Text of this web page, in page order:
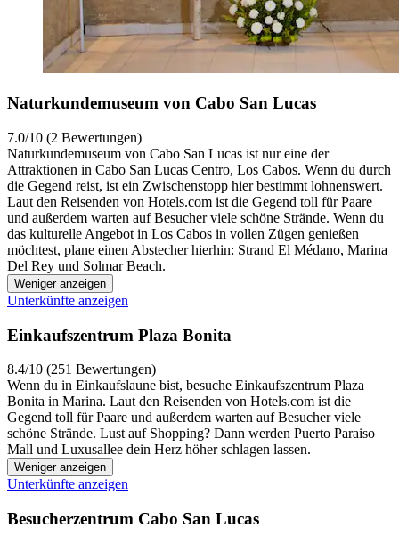
Naturkundemuseum von Cabo San Lucas
7.0/10 (2 Bewertungen)
Naturkundemuseum von Cabo San Lucas ist nur eine der
Attraktionen in Cabo San Lucas Centro, Los Cabos. Wenn du durch
die Gegend reist, ist ein Zwischenstopp hier bestimmt lohnenswert.
Laut den Reisenden von Hotels.com ist die Gegend toll für Paare
und außerdem warten auf Besucher viele schöne Strände. Wenn du
das kulturelle Angebot in Los Cabos in vollen Zügen genießen
möchtest, plane einen Abstecher hierhin: Strand El Médano, Marina
Del Rey und Solmar Beach.
Weniger anzeigen
Unterkünfte anzeigen
Einkaufszentrum Plaza Bonita
8.4/10 (251 Bewertungen)
Wenn du in Einkaufslaune bist, besuche Einkaufszentrum Plaza
Bonita in Marina. Laut den Reisenden von Hotels.com ist die
Gegend toll für Paare und außerdem warten auf Besucher viele
schöne Strände. Lust auf Shopping? Dann werden Puerto Paraiso
Mall und Luxusallee dein Herz höher schlagen lassen.
Weniger anzeigen
Unterkünfte anzeigen
Besucherzentrum Cabo San Lucas